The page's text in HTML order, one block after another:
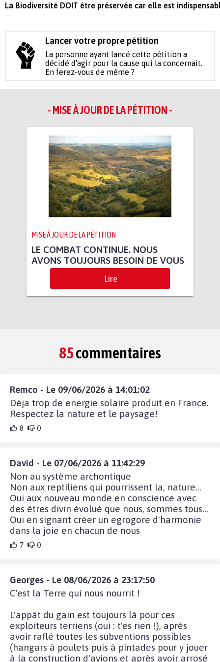
La Biodiversité DOIT être préservée car elle est
Lancer votre propre pétition
La personne ayant lancé cette pétition a
décidé d'agir pour la cause qui la concernait.
En ferez-vous de même ?
- MISE À JOUR DE LA PÉTITION -
MISE À JOUR DE LA PÉTITION
LE COMBAT CONTINUE. NOUS
AVONS TOUJOURS BESOIN DE VOUS
Lire
85commentaires
Remco - Le 09/06/2026 à 14:01:02
Déja trop de energie solaire produit en France.
Respectez la nature et le paysage!
8 0
David - Le 07/06/2026 à 11:42:29
Non au système archontique
Non aux reptiliens qui pourrissent la, nature...
Oui aux nouveau monde en conscience avec
des êtres divin évolué que nous, sommes tous...
Oui en signant créer un egrogore d'harmonie
dans la joie en chacun de nous
7 0
Georges - Le 08/06/2026 à 23:17:50
C'est la Terre qui nous nourrit !
L'appât du gain est toujours là pour ces
exploiteurs terriens (oui : t'es rien !), après
avoir raflé toutes les subventions possibles
(hangars à poulets puis à pintades pour y jouer
à la construction d'avions et après avoir arrosé